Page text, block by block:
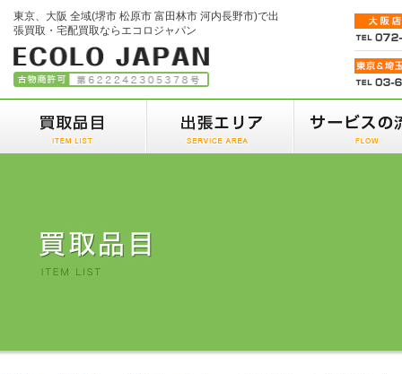
東京、大阪 全域(堺市 松原市 富田林市 河内長野市)で出
張買取・宅配買取ならエコロジャパン